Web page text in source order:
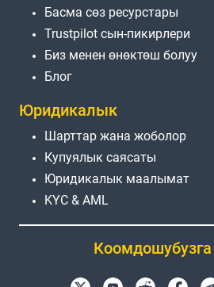
Басма сөз ресурстары
Trustpilot сын-пикирлери
Биз менен өнөктөш болуу
Блог
Юридикалык
Шарттар жана жоболор
Купуялык саясаты
Юридикалык маалымат
KYC & AML